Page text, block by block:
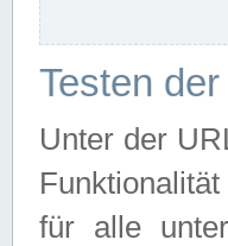
Testen
Unter der
für alle